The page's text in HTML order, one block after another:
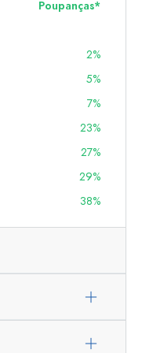
Poupanças*
2%
5%
7%
23%
27%
29%
38%